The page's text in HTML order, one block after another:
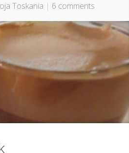
Toskania | 6 comments